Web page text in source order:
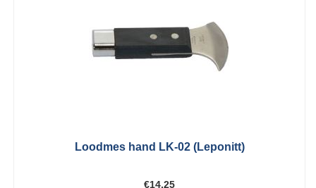
Loodmes hand LK-02 (Leponitt)
€14,25